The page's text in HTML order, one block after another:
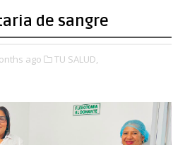
de sangre
ago TU SALUD,